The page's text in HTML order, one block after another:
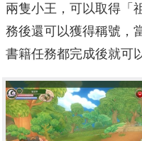
兩隻小王，可以取得「
務後還可以獲得稱號，
書籍任務都完成後就可